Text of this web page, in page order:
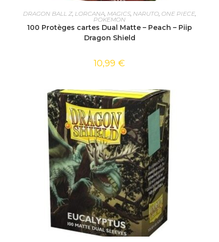
AJOUTER AU PANIER
DRAGON BALL Z LORCANA MAGICS NARUTO ONE PIECE
POKEMON
100 Protèges cartes Dual Matte – Peach – Piip
Dragon Shield
10,99 €